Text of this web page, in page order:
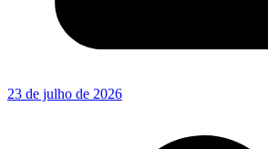
23 de julho de 2026